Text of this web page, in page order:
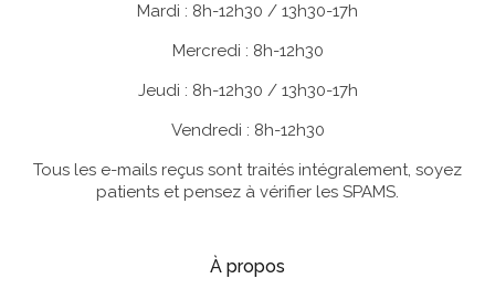
Mardi : 8h-12h30 / 13h30-17h
Mercredi : 8h-12h30
Jeudi : 8h-12h30 / 13h30-17h
Vendredi : 8h-12h30
Tous les e-mails reçus sont traités intégralement, soyez
patients et pensez à vérifier les SPAMS.
À propos